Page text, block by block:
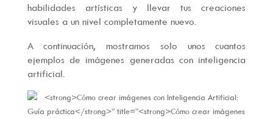
habilidades artísticas y llevar tus creaciones
visuales a un nivel completamente nuevo.
A continuación, mostramos solo unos cuantos
ejemplos de imágenes generadas con inteligencia
artificial.